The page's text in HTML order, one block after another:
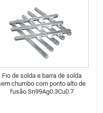
Fio de solda e barra de solda
chumbo com ponto alto de
fusão Sn99Ag0.3Cu0.7